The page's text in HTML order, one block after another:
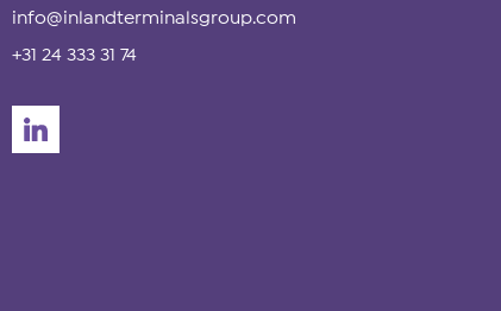
info@inlandterminalsgroup.com
+31 24 333 31 74